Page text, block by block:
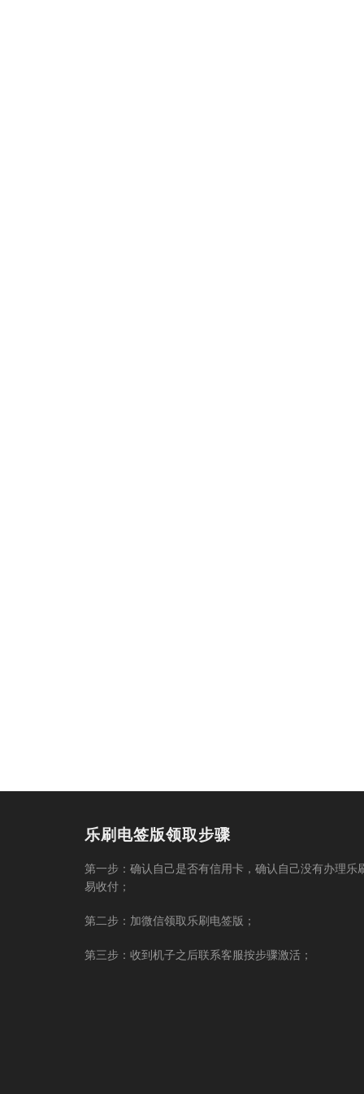
乐刷电签版领取步骤
第一步：确认自己是否有信用卡，确认自己没有办理乐
易收付；
第二步：加微信领取乐刷电签版；
第三步：收到机子之后联系客服按步骤激活；